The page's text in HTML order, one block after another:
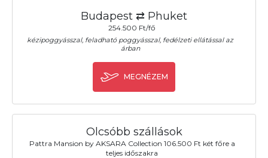
Budapest ⇄ Phuket
254.500 Ft/fő
kézipoggyásszal, feladható poggyásszal, fedélzeti ellátással az
árban
MEGNÉZEM
Olcsóbb szállások
Pattra Mansion by AKSARA Collection 106.500 Ft két főre a
teljes időszakra